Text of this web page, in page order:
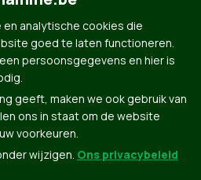
NationBuilder| Gebouwd doorTectonica
Privacybeleid
analytische cookies die
goed te laten functioneren.
persoonsgegevens en hier is
geeft, maken we ook gebruik van
ons in staat om de website
voorkeuren.
wijzigen. Ons privacybeleid